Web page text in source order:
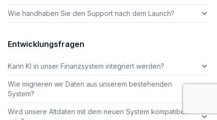
Wie handhaben Sie den Support nach dem Launch?
Entwicklungsfragen
Kann KI in unser Finanzsystem integriert werden?
Wie migrieren wir Daten aus unserem bestehenden
System?
Wird unsere Altdaten mit dem neuen System kompatibel